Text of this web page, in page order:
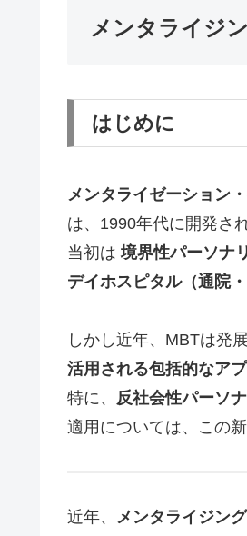
メンタライジ
はじめに
メンタライゼーション
は、1990年代に開発さ
当初は境界性パーソナ
デイホスピタル（通院
しかし近年、MBTは発
活用される包括的なア
特に、 反社会性パーソ
適用については、この
近年、 メンタライジン